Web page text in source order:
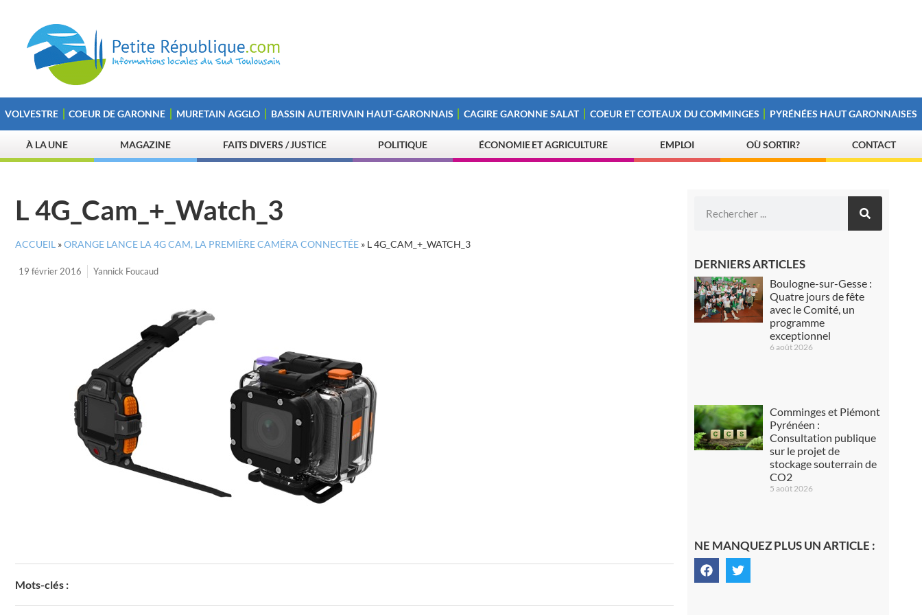
VOLVESTRE COEUR DE GARONNE MURETAIN AGGLO BASSIN AUTERIVAIN HAUT-GARONNAIS CAGIRE GARONNE SALAT COEUR ET COTEAUX DU COMMINGES PYRÉNÉES HAUT GARONNAISES
À LA UNE MAGAZINE FAITS DIVERS / JUSTICE POLITIQUE ÉCONOMIE ET AGRICULTURE EMPLOI OÙ SORTIR? CONTACT
L 4G_Cam_+_Watch_3
ACCUEIL »ORANGE LANCE LA 4G CAM, LA PREMIÈRE CAMÉRA CONNECTÉE » L 4G_CAM_+_WATCH_3
19 février 2016 Yannick Foucaud
Mots-clés :
DERNIERS ARTICLES
Boulogne-sur-Gesse :
Quatre jours de fête
avec le Comité, un
programme
exceptionnel
6 août 2026
Comminges et Piémont
Pyrénéen :
Consultation publique
sur le projet de
stockage souterrain de
CO2
5 août 2026
NE MANQUEZ PLUS UN ARTICLE :